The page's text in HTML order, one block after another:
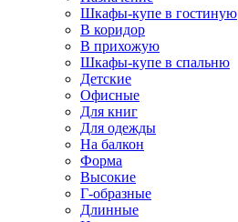
Шкафы-купе в гостиную
В коридор
В прихожую
Шкафы-купе в спальню
Детские
Офисные
Для книг
Для одежды
На балкон
Форма
Высокие
Г-образные
Длинные